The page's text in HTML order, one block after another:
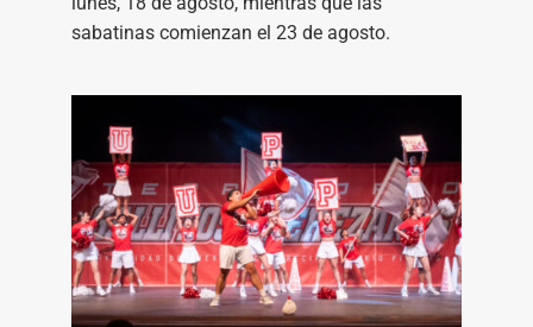
sabatinas comienzan el 23 de agosto.